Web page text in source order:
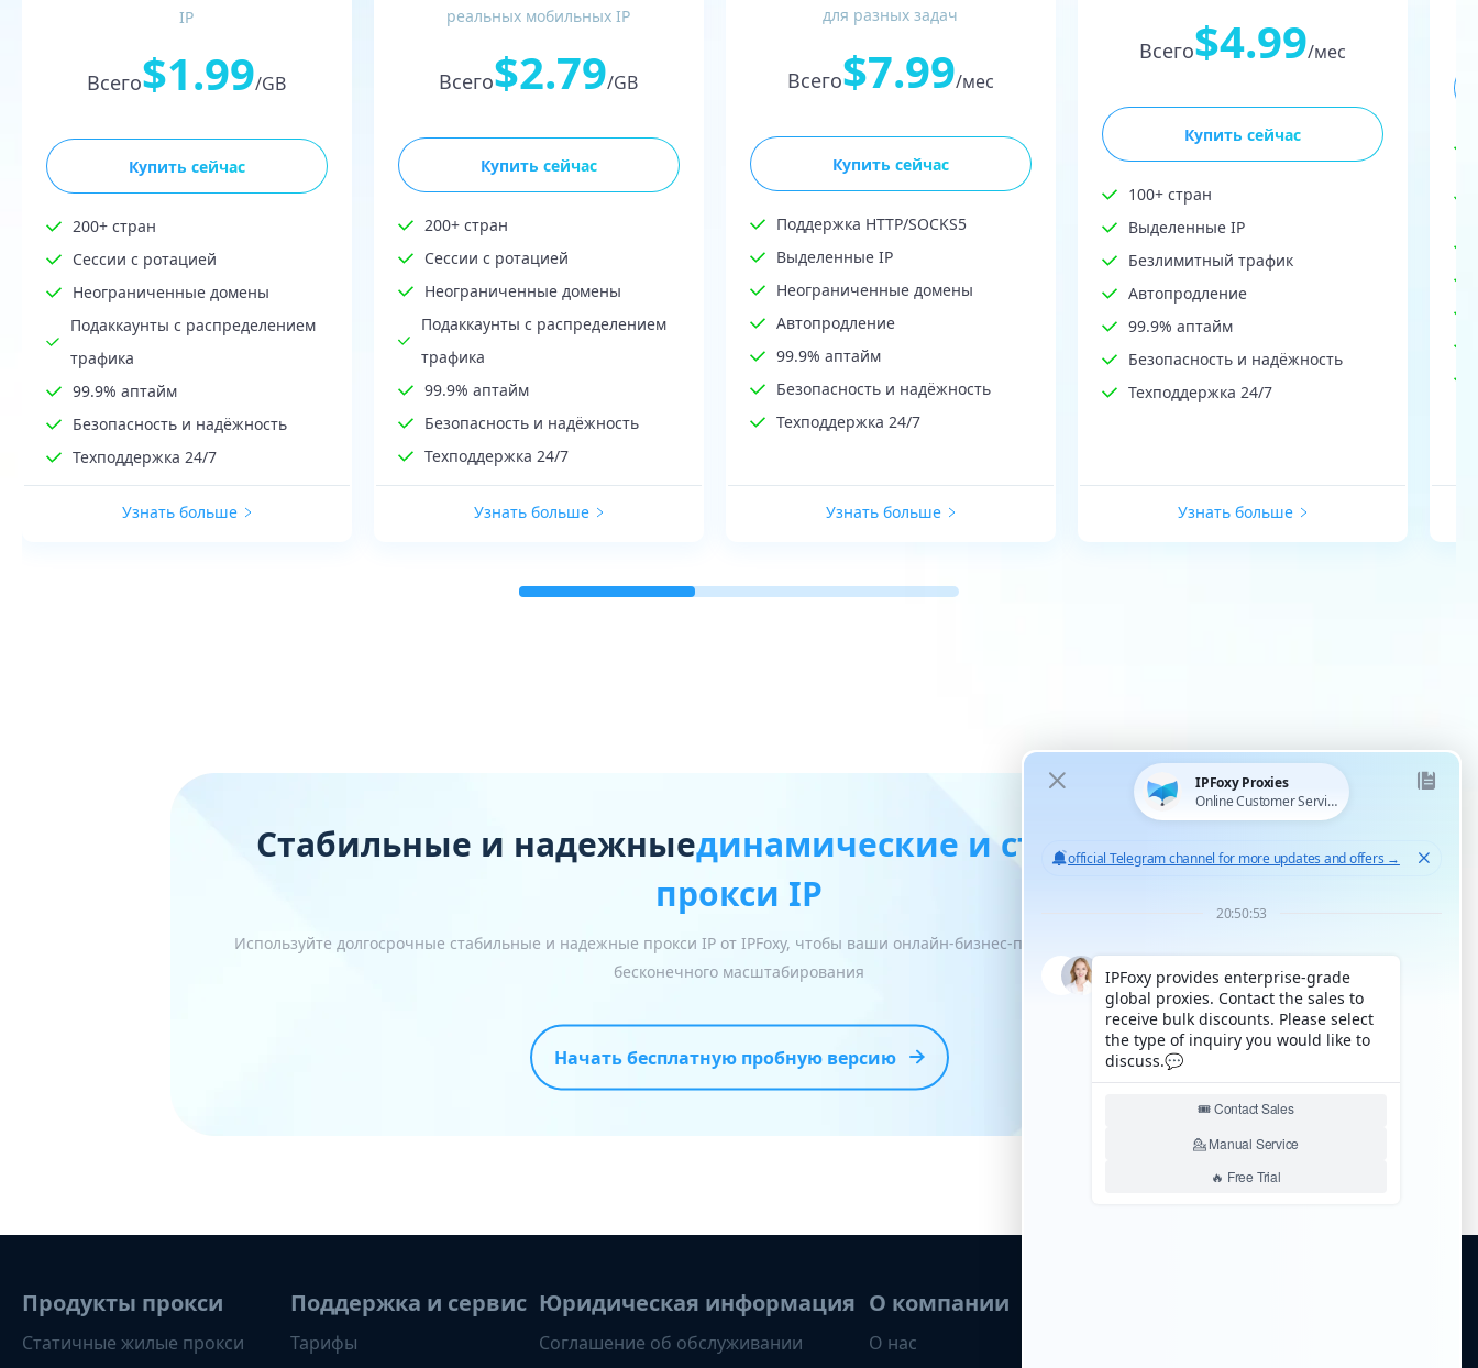
IP
Всего$1.99/GB
Купить сейчас
200+ стран
Сессии с ротацией
Неограниченные домены
Подаккаунты с распределением
трафика
99.9% аптайм
Безопасность и надёжность
Техподдержка 24/7
Узнать больше
реальных мобильных IP
Всего$2.79/GB
Купить сейчас
200+ стран
Сессии с ротацией
Неограниченные домены
Подаккаунты с распределением
трафика
99.9% аптайм
Безопасность и надёжность
Техподдержка 24/7
Узнать больше
для разных задач
Всего$7.99/мес
Купить сейчас
Поддержка HTTP/SOCKS5
Выделенные IP
Неограниченные домены
Автопродление
99.9% аптайм
Безопасность и надёжность
Техподдержка 24/7
Узнать больше
Всего$4.99/мес
Купить сейчас
100+ стран
Выделенные IP
Безлимитный трафик
Автопродление
99.9% аптайм
Безопасность и надёжность
Техподдержка 24/7
Узнать больше
Стабильные и надежныединамические и статические
прокси IP
Используйте долгосрочные стабильные и надежные прокси IP от IPFoxy, чтобы ваши онлайн-бизнес-процессы имели возможность
бесконечного масштабирования
Начать бесплатную пробную версию
Продукты прокси
Статичные жилые прокси
Поддержка и сервис
Тарифы
Юридическая информация
Соглашение об обслуживании
О компании
О нас